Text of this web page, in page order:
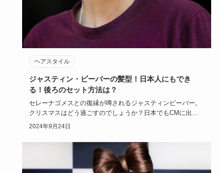
ヘアスタイル
ジャスティン・ビーバーの髪型！日本人にもでき
る！後ろのセット方法は？
セレーナゴメスとの復縁が噂されるジャスティンビーバー。
クリスマスはどう過ごすのでしょうか？日本でもCMに出演
するなど海外ア…
2024年9月24日